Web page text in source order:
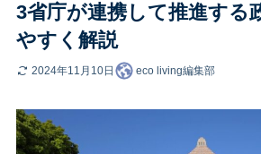
3省庁が連携して推進する
やすく解説
2024年11月10日 eco living編集部